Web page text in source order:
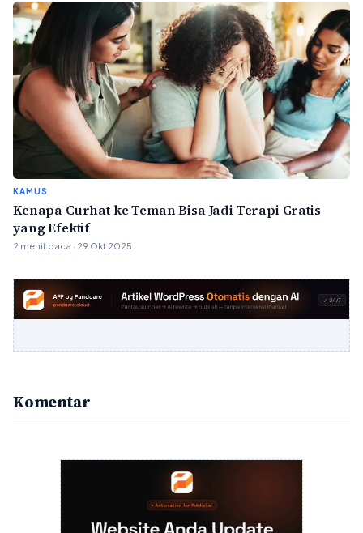
KAMUS
Kenapa Curhat ke Teman Bisa Jadi Terapi Gratis
yang Efektif
2 menit baca · 29 Okt 2025
Komentar